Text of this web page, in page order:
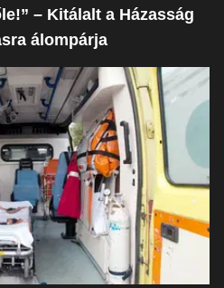
– Kitálalt a Házasság
álompárja